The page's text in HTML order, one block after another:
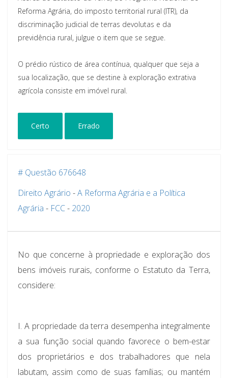
Reforma Agrária, do imposto territorial rural (ITR), da
discriminação judicial de terras devolutas e da
previdência rural, julgue o item que se segue.
O prédio rústico de área contínua, qualquer que seja a
sua localização, que se destine à exploração extrativa
agrícola consiste em imóvel rural.
Certo Errado
# Questão 676648
Direito Agrário -A Reforma Agrária e a Política
Agrária - FCC- 2020
No que concerne à propriedade e exploração dos
bens imóveis rurais, conforme o Estatuto da Terra,
considere:
I. A propriedade da terra desempenha integralmente
a sua função social quando favorece o bem-estar
dos proprietários e dos trabalhadores que nela
labutam, assim como de suas famílias; ou mantém